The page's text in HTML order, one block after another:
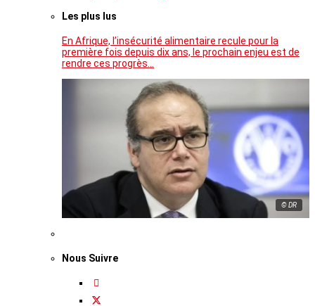
Les plus lus
En Afrique, l’insécurité alimentaire recule pour la
première fois depuis dix ans, le prochain enjeu est de
rendre ces progrès…
© DR
Nous Suivre